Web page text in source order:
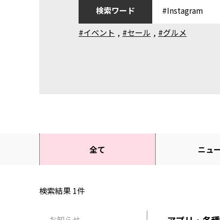
検索ワード
#イベント , #セール , #グルメ
全て ニュ
検索結果 1件